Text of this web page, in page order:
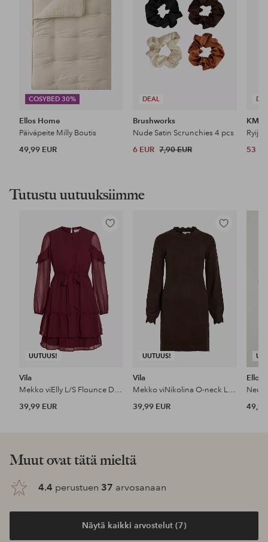
COSYBED 30%
Ellos Home
Päiväpeite Milly Boutis
49,99 EUR
DEAL
Brushworks
Nude Satin Scrunchies 4 pcs
6 EUR 7,90 EUR
KM
53
Tutustu uutuuksiimme
UUTUUS!
Lisää
Vila
Mekko viElly L/S Flounce Dress
39,99 EUR
UUTUUS!
Lisää
suosikkeihin
Vila
Mekko viNikolina O-neck L/S Knit Dress -
39,99 EUR
Ellos
49,99
Muut ovat tätä mieltä
4.4 perustuen 37 arvosanaan
Näytä kaikki arvostelut (7)